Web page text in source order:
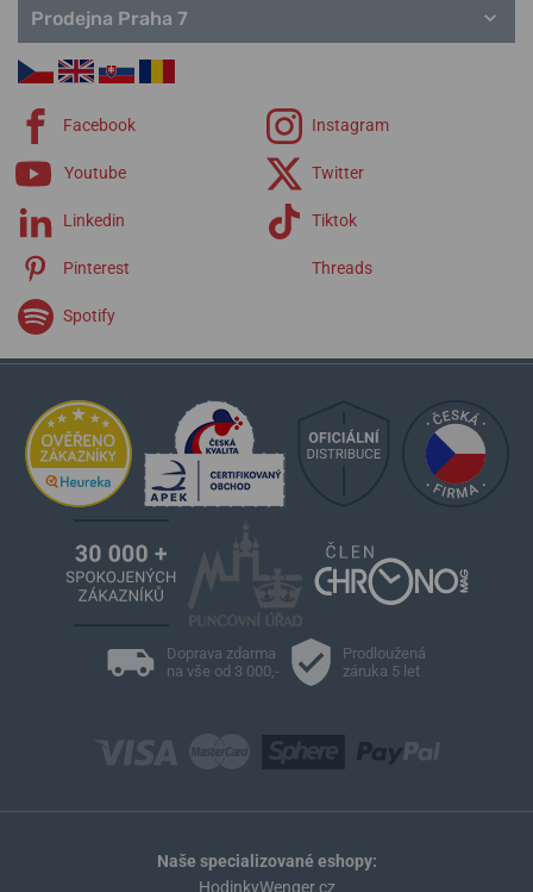
Prodejna Praha 7
Facebook Instagram
Youtube Twitter
Linkedin Tiktok
Pinterest Threads
Spotify
Doprava zdarma
na vše od 3 000,-
Prodloužená
záruka 5 let
Naše specializované eshopy:
HodinkyWenger.cz